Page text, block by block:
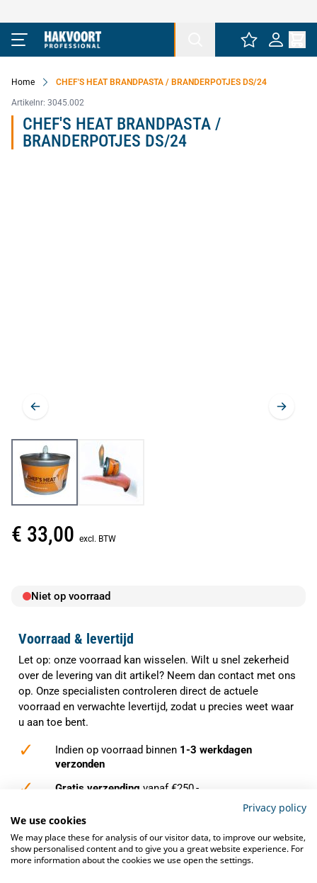
Ga naar de inhoud
Home CHEF'S HEAT BRANDPASTA / BRANDERPOTJES DS/24
Artikelnr: 3045.002
CHEF'S HEAT BRANDPASTA /
BRANDERPOTJES DS/24
€ 33,00 excl. BTW
Niet op voorraad
Voorraad & levertijd
Let op: onze voorraad kan wisselen. Wilt u snel zekerheid
over de levering van dit artikel? Neem dan contact met ons
op. Onze specialisten controleren direct de actuele
voorraad en verwachte levertijd, zodat u precies weet waar
u aan toe bent.
✓ Indien op voorraad binnen 1-3 werkdagen
verzonden
✓ Gratis verzending vanaf €250,-
✓ Deskundig advies van grootkeukenspecialisten
✓ Ook na aankoop bieden weservice en
ondersteuning
Privacy policy
We use cookies
We may place these for analysis of our visitor data, to improve our website,
show personalised content and to give you a great website experience. For
more information about the cookies we use open the settings.